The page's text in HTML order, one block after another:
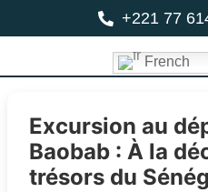
+221 77
French
Excursion au
Baobab : À la
trésors du